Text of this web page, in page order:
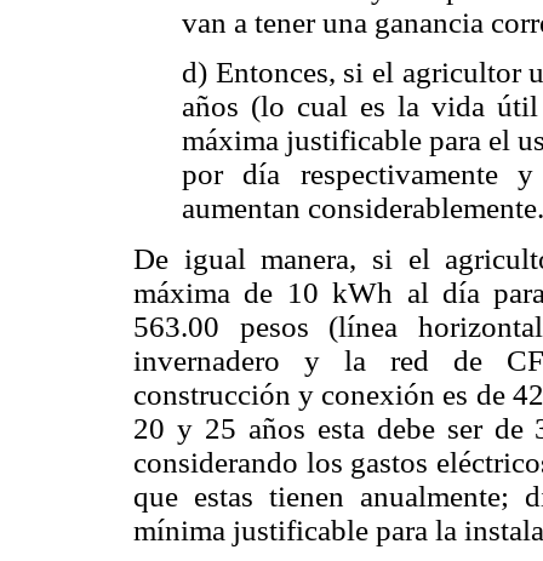
van a tener una ganancia
d) Entonces, si el agricultor
años (lo cual es la vida
máxima justificable para el
por día respectivamente
aumentan considerablemente.
De igual manera, si el
máxima de 10 kWh al día
563.00 pesos (línea
invernadero y la red de
construcción y conexión es de
20 y 25 años esta debe ser de
considerando los gastos
que estas tienen anualmente;
mínima justificable para la